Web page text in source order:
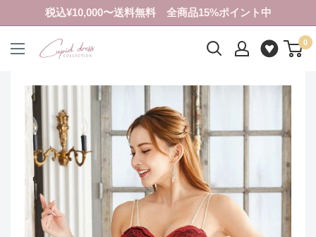
ン
税込¥10,000〜送料無料 全商品15%ポイント中
ク
ド
コ
ク
シ
ョ
0